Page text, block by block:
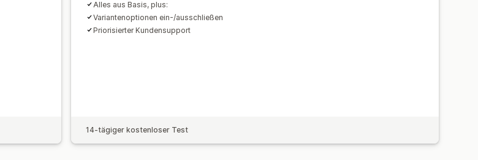
Alles aus Basis, plus:
Variantenoptionen ein-/ausschließen
Priorisierter Kundensupport
14-tägiger kostenloser Test